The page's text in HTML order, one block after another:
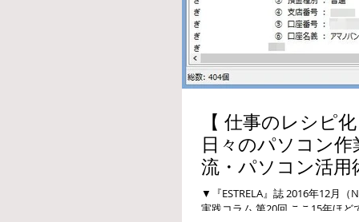
【 仕事のレシピ
日々のパソコン
流・パソコン活用
▼『ESTRELA』誌 2016年12月
実践コラム 第20回 ここ15年ほ